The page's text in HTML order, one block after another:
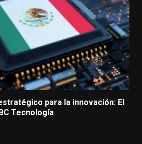
para la innovación: El
Tecnología